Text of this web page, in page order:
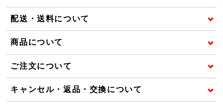
配送・送料について
商品について
ご注文について
キャンセル・返品・交換について